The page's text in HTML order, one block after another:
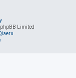
Limited